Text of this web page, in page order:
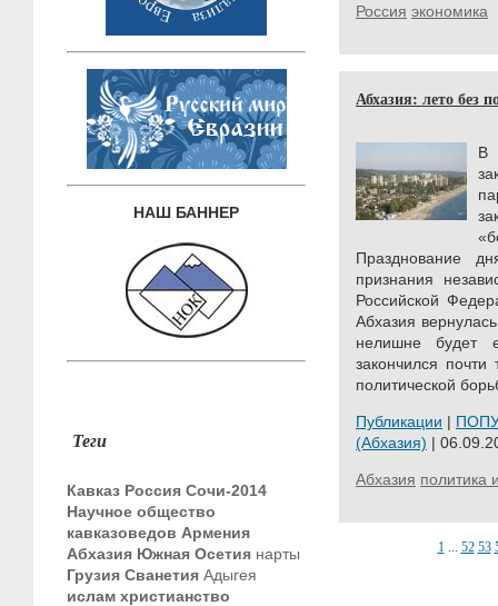
НАШ БАННЕР
Теги
Кавказ Россия Сочи-2014
Научное общество
кавказоведов Армения
Абхазия Южная Осетия нарты
Грузия Сванетия Адыгея
ислам христианство
Россия экономика
Абхазия: лето без
В
Празднование
признания
Российской
Абхазия
нелишне будет
закончился
политической
Публикации |
(Абхазия) |
Абхазия политика
1... 52 53